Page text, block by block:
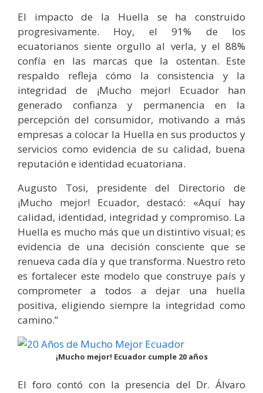
El impacto de la Huella se ha construido
progresivamente. Hoy, el 91% de los
ecuatorianos siente orgullo al verla, y el 88%
confía en las marcas que la ostentan. Este
respaldo refleja cómo la consistencia y la
integridad de ¡Mucho mejor! Ecuador han
generado confianza y permanencia en la
percepción del consumidor, motivando a más
empresas a colocar la Huella en sus productos y
servicios como evidencia de su calidad, buena
reputación e identidad ecuatoriana.
Augusto Tosi, presidente del Directorio de
¡Mucho mejor! Ecuador, destacó: «Aquí hay
calidad, identidad, integridad y compromiso. La
Huella es mucho más que un distintivo visual; es
evidencia de una decisión consciente que se
renueva cada día y que transforma. Nuestro reto
es fortalecer este modelo que construye país y
comprometer a todos a dejar una huella
positiva, eligiendo siempre la integridad como
camino.”
¡Mucho mejor! Ecuador cumple 20 años
El foro contó con la presencia del Dr. Álvaro